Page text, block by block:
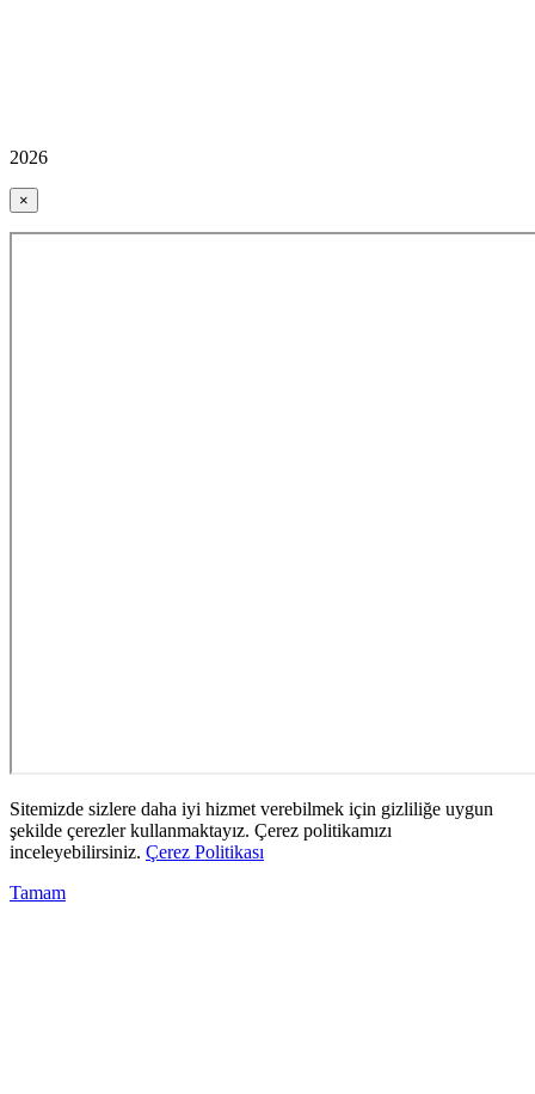
2026
×
Sitemizde sizlere daha iyi hizmet verebilmek için gizliliğe uygun
şekilde çerezler kullanmaktayız. Çerez politikamızı
inceleyebilirsiniz. Çerez Politikası
Tamam